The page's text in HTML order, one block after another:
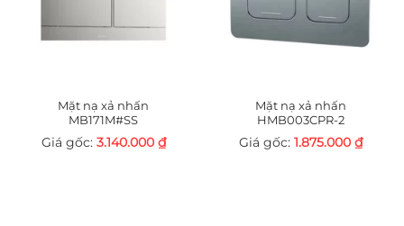
Mặt nạ xả nhấn
MB171M#SS
3.140.000 ₫
Mặt nạ xả nhấn
HMB003CPR-2
1.875.000 ₫